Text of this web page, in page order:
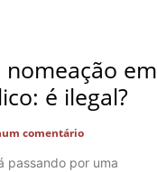
nomeação em
é ilegal?
comentário
passando por uma